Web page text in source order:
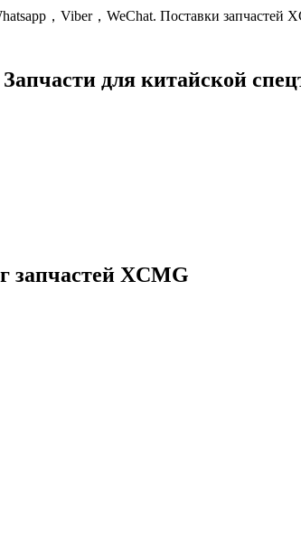
，Viber，WeChat. Поставки
Запчасти для китайской